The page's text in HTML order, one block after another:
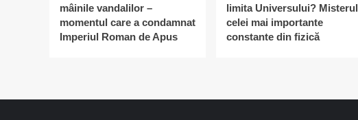
mâinile vandalilor –
momentul care a condamnat
Imperiul Roman de Apus
limita Universului? Misterul
celei mai importante
constante din fizică